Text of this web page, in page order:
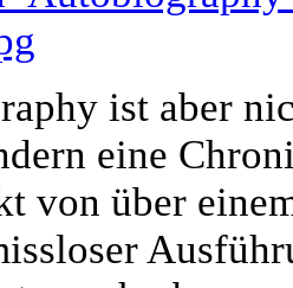
ist aber
eine
von über